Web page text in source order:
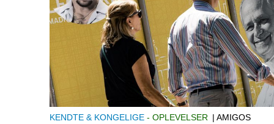
KENDTE & KONGELIGE OPLEVELSER | AMIGOS